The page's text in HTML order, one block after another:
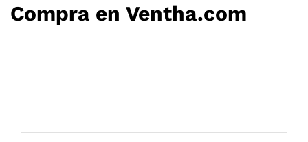
Compra en Ventha.com